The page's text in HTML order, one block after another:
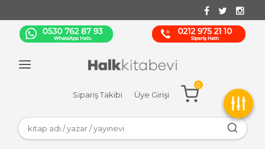
Sipariş Takibi Üye Girişi
0